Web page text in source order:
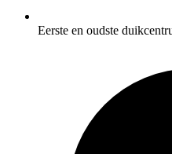
Eerste en oudste